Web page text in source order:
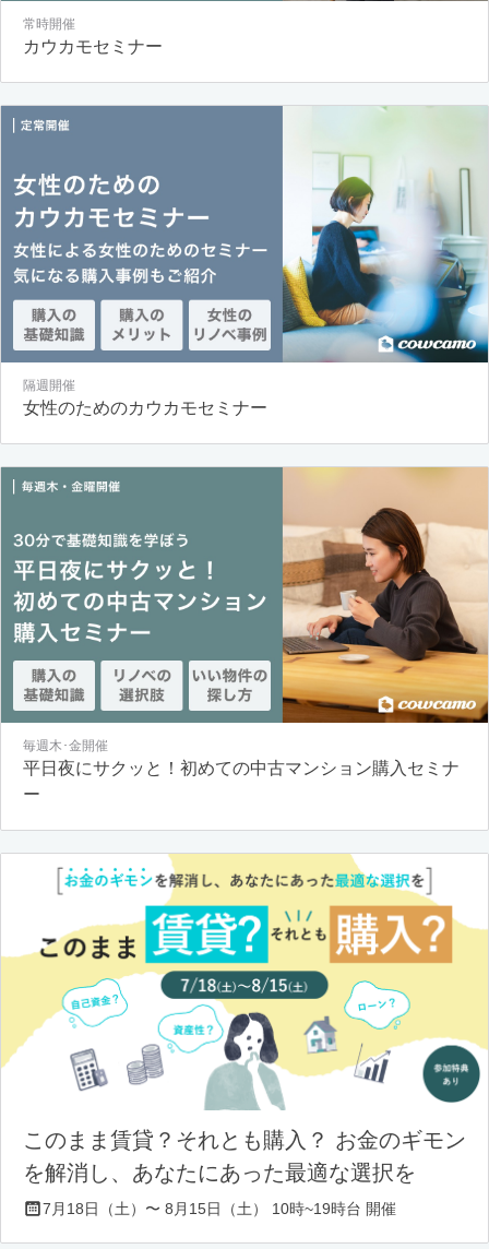
常時開催
カウカモセミナー
隔週開催
女性のためのカウカモセミナー
毎週木･金開催
平日夜にサクッと！初めての中古マンション購入セミナ
ー
このまま賃貸？それとも購入？ お金のギモン
を解消し、あなたにあった最適な選択を
7月18日（土）〜 8月15日（土） 10時~19時台 開催